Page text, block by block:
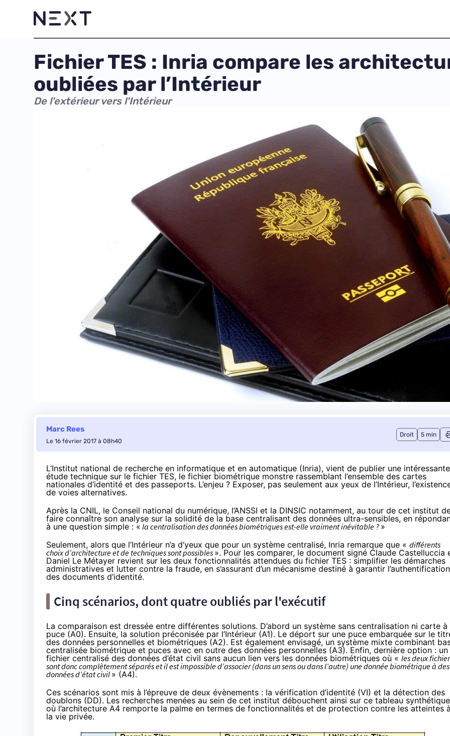
Fichier TES : Inria compare les
oubliées par l’Intérieur
De l'extérieur vers l'Intérieur
Marc Rees
Le 16 février 2017 à 08h40
Droit 5 min
L’Institut national de recherche en informatique et en automatique (Inria), vient de publier une intéressante
étude technique sur le fichier TES, le fichier biométrique monstre rassemblant l’ensemble des cartes
nationales d’identité et des passeports. L’enjeu ? Exposer, pas seulement aux yeux de l’Intérieur,
de voies alternatives.
Après la CNIL, le Conseil national du numérique, l’ANSSI et la DINSIC notamment, au tour de cet institut
faire connaître son analyse sur la solidité de la base centralisant des données ultra-sensibles, en
à une question simple : « la centralisation des données biométriques est-elle vraiment inévitable ? »
Seulement, alors que l’Intérieur n’a d’yeux que pour un système centralisé, Inria remarque que « différents
choix d’architecture et de techniques sont possibles ». Pour les comparer, le document signé Claude Castelluccia
Daniel Le Métayer revient sur les deux fonctionnalités attendues du fichier TES : simplifier les démarches
administratives et lutter contre la fraude, en s’assurant d’un mécanisme destiné à garantir l’authentification
des documents d’identité.
Cinq scénarios, dont quatre oubliés par l'exécutif
La comparaison est dressée entre différentes solutions. D’abord un système sans centralisation ni carte à
puce (A0). Ensuite, la solution préconisée par l’Intérieur (A1). Le déport sur une puce embarquée sur le
des données personnelles et biométriques (A2). Est également envisagé, un système mixte combinant
centralisée biométrique et puces avec en outre des données personnelles (A3). Enfin, dernière option : un
fichier centralisé des données d’état civil sans aucun lien vers les données biométriques où « les deux
sont donc complètement séparés et il est impossible d’associer (dans un sens ou dans l’autre) une donnée biométrique à des
données d’état civil » (A4).
Ces scénarios sont mis à l’épreuve de deux évènements : la vérification d’identité (VI) et la détection des
doublons (DD). Les recherches menées au sein de cet institut débouchent ainsi sur ce tableau synthétique
où l’architecture A4 remporte la palme en termes de fonctionnalités et de protection contre les atteintes
la vie privée.